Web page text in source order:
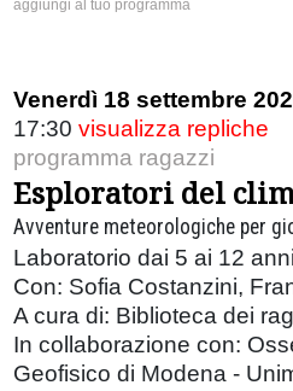
aggiungi al tuo programma
Venerdì 18 settembre
17:30 visualizza repliche
programma ragazzi
Esploratori del
Avventure meteorologiche per
Laboratorio dai 5 ai 12 anni
Con: Sofia Costanzini,
A cura di: Biblioteca dei
In collaborazione con:
Geofisico di Modena -